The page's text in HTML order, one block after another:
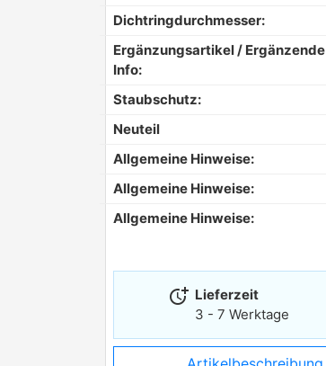
Dichtringdurchmesser:
Ergänzungsartikel / Ergänzende
Info:
Staubschutz:
Neuteil
Allgemeine Hinweise:
Allgemeine Hinweise:
Allgemeine Hinweise:
more_time Lieferzeit
3 - 7 Werktage